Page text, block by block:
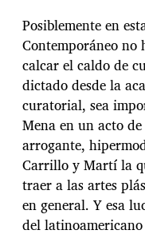
Posiblemente en
Contemporáneo no
calcar el caldo de
dictado desde la
curatorial, sea
Mena en un acto
arrogante,
Carrillo y Martí la
traer a las artes
en general. Y esa
del